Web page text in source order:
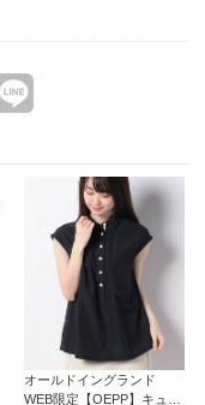
オールドイングランド